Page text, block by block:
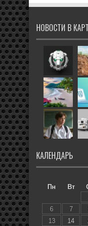
НОВОСТИ В
КАЛЕНДАРЬ
Пн
Вт
6
7
13
14